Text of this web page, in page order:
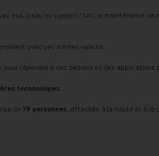
eux, jusqu’au support/SAV, la maintenance de
avec ces mêmes valeurs.
répondre à des besoins et des applications
technologies.
de 19 personnes, attachée à la mixité et à la